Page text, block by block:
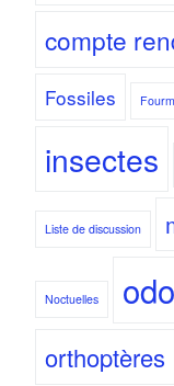
compte
Fossiles
insectes
Liste de discussion
Noctuelles
orthoptères